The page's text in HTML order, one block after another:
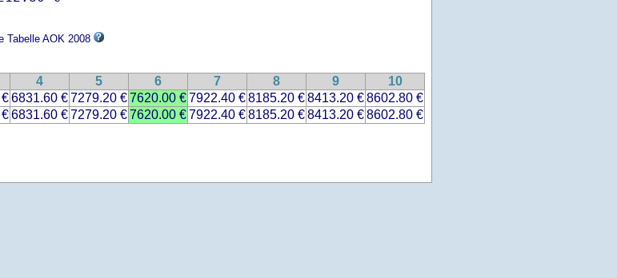
Tabelle AOK 2008
4 5 6 7 8 9
10
6831.60 €7279.20 €7620.00 €7922.40 €8185.20 €8413.20 €8602.80 €
6831.60 €7279.20 €7620.00 €7922.40 €8185.20 €8413.20 €8602.80 €